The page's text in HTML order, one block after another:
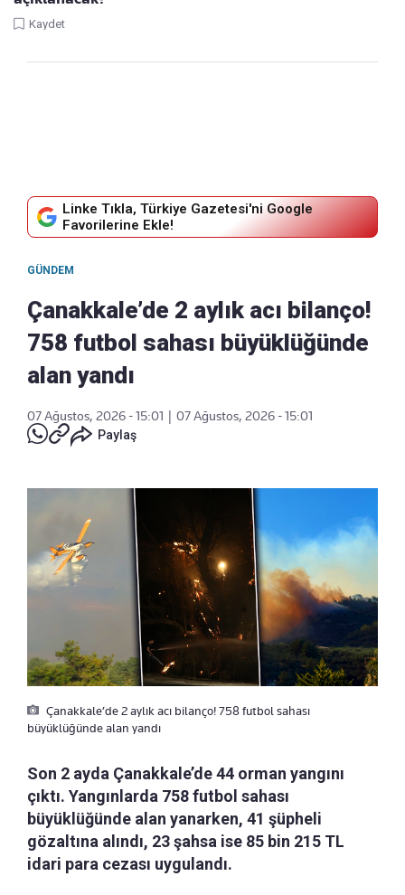
Kaydet
Linke Tıkla, Türkiye Gazetesi'ni Google
Favorilerine Ekle!
GÜNDEM
Çanakkale’de 2 aylık acı bilanço!
758 futbol sahası büyüklüğünde
alan yandı
07 Ağustos, 2026 - 15:01
07 Ağustos, 2026 - 15:01
Paylaş
Çanakkale’de 2 aylık acı bilanço! 758 futbol sahası
büyüklüğünde alan yandı
Son 2 ayda Çanakkale’de 44 orman yangını
çıktı. Yangınlarda 758 futbol sahası
büyüklüğünde alan yanarken, 41 şüpheli
gözaltına alındı, 23 şahsa ise 85 bin 215 TL
idari para cezası uygulandı.